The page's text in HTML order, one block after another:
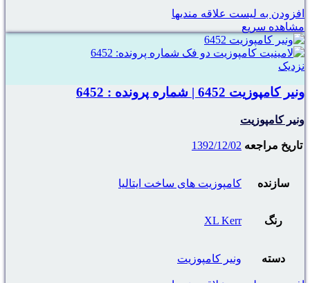
افزودن به لیست علاقه مندیها
مشاهده سریع
نزدیک
ونیر کامپوزیت 6452 | شماره پرونده : 6452
ونیر کامپوزیت
تاریخ مراجعه 1392/12/02
سازنده کامپوزیت های ساخت ایتالیا
رنگ XL Kerr
دسته ونیر کامپوزیت